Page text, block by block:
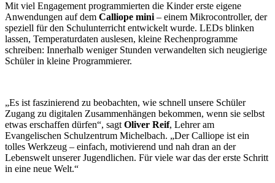
Mit viel Engagement programmierten die Kinder erste eigene
Anwendungen auf dem Calliope mini– einem Mikrocontroller, der
speziell für den Schulunterricht entwickelt wurde. LEDs blinken
lassen, Temperaturdaten auslesen, kleine Rechenprogramme
schreiben: Innerhalb weniger Stunden verwandelten sich neugierige
Schüler in kleine Programmierer.
„Es ist faszinierend zu beobachten, wie schnell unsere Schüler
Zugang zu digitalen Zusammenhängen bekommen, wenn sie selbst
etwas erschaffen dürfen“, sagtOliver Reif, Lehrer am
Evangelischen Schulzentrum Michelbach. „Der Calliope ist ein
tolles Werkzeug – einfach, motivierend und nah dran an der
Lebenswelt unserer Jugendlichen. Für viele war das der erste Schritt
in eine neue Welt.“